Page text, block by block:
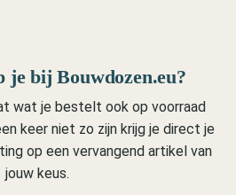
je bij Bouwdozen.eu?
wat je bestelt ook op voorraad
keer niet zo zijn krijg je direct je
op een vervangend artikel van
jouw keus.